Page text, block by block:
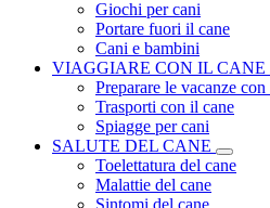
Giochi per cani
Portare fuori il cane
Cani e bambini
VIAGGIARE CON IL CANE
Preparare le vacanze
Trasporti con il cane
Spiagge per cani
SALUTE DEL CANE
Toelettatura del cane
Malattie del cane
Sintomi del cane